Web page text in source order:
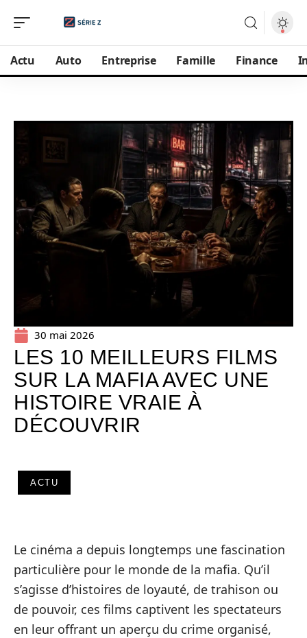
Actu Auto Entreprise Famille Finance
30 mai 2026
LES 10 MEILLEURS FILMS
SUR LA MAFIA AVEC UNE
HISTOIRE VRAIE À
DÉCOUVRIR
ACTU
Le cinéma a depuis longtemps une fascination
particulière pour le monde de la mafia. Qu’il
s’agisse d’histoires de loyauté, de trahison ou
de pouvoir, ces films captivent les spectateurs
en leur offrant un aperçu du crime organisé,